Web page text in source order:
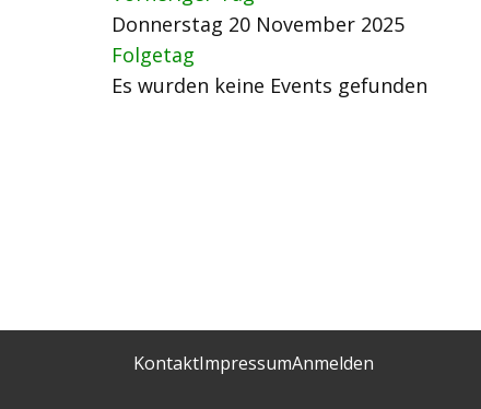
Donnerstag 20 November 2025
Folgetag
Es wurden keine Events gefunden
KontaktImpressumAnmelden